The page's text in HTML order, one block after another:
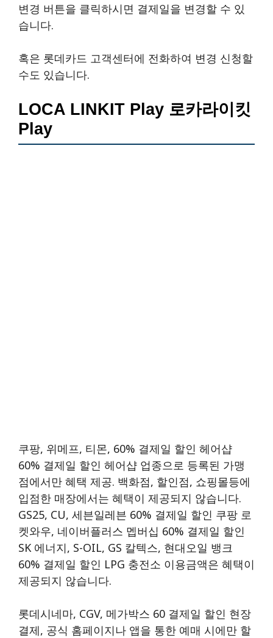
변경 버튼을 클릭하시면 결제일을 변경할 수 있
습니다.
혹은 롯데카드 고객센터에 전화하여 변경 신청할
수도 있습니다.
LOCA LINKIT Play 로카라이킷
Play
쿠팡, 위메프, 티몬, 60% 결제일 할인 헤어샵
60% 결제일 할인 헤어샵 업종으로 등록된 가맹
점에서만 혜택 제공. 백화점, 할인점, 쇼핑몰등에
입점한 매장에서는 혜택이 제공되지 않습니다.
GS25, CU, 세븐일레븐 60% 결제일 할인 쿠팡 로
켓와우, 네이버플러스 멥버십 60% 결제일 할인
SK 에너지, S-OIL, GS 칼텍스, 현대오일 뱅크
60% 결제일 할인 LPG 충전소 이용금액은 혜택이
제공되지 않습니다.
롯데시네마, CGV, 메가박스 60 결제일 할인 현장
결제, 공식 홈페이지나 앱을 통한 예매 시에만 할